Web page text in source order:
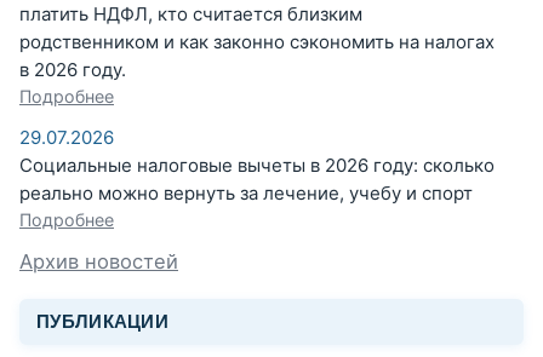
платить НДФЛ, кто считается близким
родственником и как законно сэкономить на налогах
в 2026 году.
Подробнее
29.07.2026
Социальные налоговые вычеты в 2026 году: сколько
реально можно вернуть за лечение, учебу и спорт
Подробнее
Архив новостей
ПУБЛИКАЦИИ